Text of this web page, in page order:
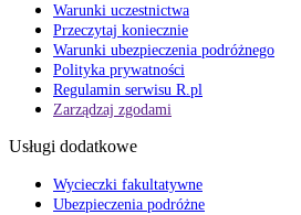
Warunki uczestnictwa
Przeczytaj koniecznie
Warunki ubezpieczenia podróżnego
Polityka prywatności
Regulamin serwisu R.pl
Zarządzaj zgodami
Usługi dodatkowe
Wycieczki fakultatywne
Ubezpieczenia podróżne